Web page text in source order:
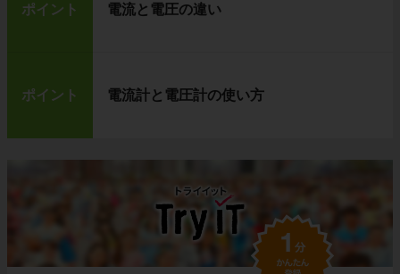
ポイント 電流と電圧の違い
ポイント 電流計と電圧計の使い方